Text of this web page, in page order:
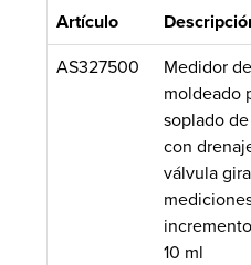
Artículo
AS327500
Medidor
moldeado
soplado
con
válvula
10 ml